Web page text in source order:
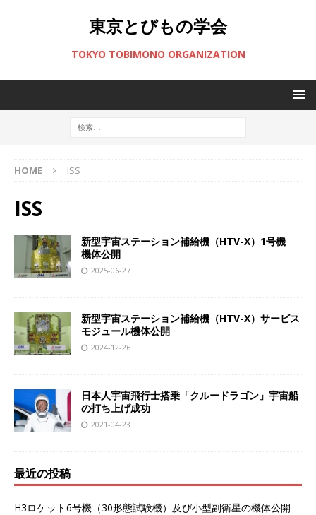
東京とびもの学会
TOKYO TOBIMONO ORGANIZATION
HOME ISS
ISS
新型宇宙ステーション補給機（HTV-X）1号機
機体公開
2025-06-27
新型宇宙ステーション補給機（HTV-X）サービス
モジュール機体公開
2024-12-26
日本人宇宙飛行士搭乗「クルードラゴン」宇宙船
の打ち上げ成功
2021-04-23
最近の投稿
H3ロケット6号機（30形態試験機）及び小型副衛星の機体公開